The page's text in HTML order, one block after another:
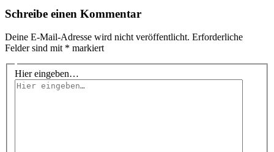
Schreibe einen Kommentar
Deine E-Mail-Adresse wird nicht veröffentlicht. Erforderliche
Felder sind mit * markiert
Hier eingeben…